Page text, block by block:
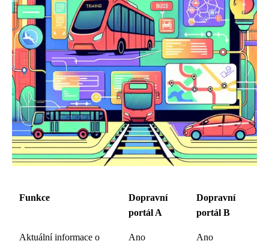
Funkce
Dopravní
portál A
Dopravní
portál B
Aktuální informace o
Ano Ano